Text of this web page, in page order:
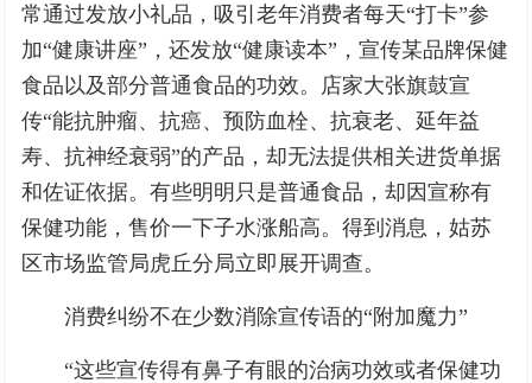
常通过发放小礼品，吸引老年消费者每天“打卡”参
加“健康讲座”，还发放“健康读本”，宣传某品牌保健
食品以及部分普通食品的功效。店家大张旗鼓宣
传“能抗肿瘤、抗癌、预防血栓、抗衰老、延年益
寿、抗神经衰弱”的产品，却无法提供相关进货单据
和佐证依据。有些明明只是普通食品，却因宣称有
保健功能，售价一下子水涨船高。得到消息，姑苏
区市场监管局虎丘分局立即展开调查。
消费纠纷不在少数消除宣传语的“附加魔力”
“这些宣传得有鼻子有眼的治病功效或者保健功